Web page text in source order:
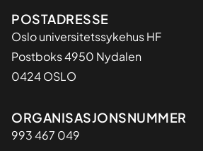
Adresse
POSTADRESSE
Oslo universitetssykehus HF
Postboks 4950 Nydalen
0424 OSLO
Organisasjon
ORGANISASJONSNUMMER
993 467 049